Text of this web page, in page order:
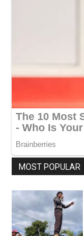
MOST POPULAR